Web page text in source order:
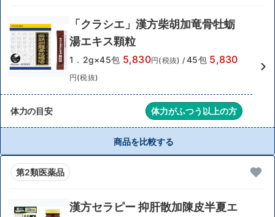
「クラシエ」漢方柴胡加竜骨牡蛎
湯エキス顆粒
1．2g×45包 5,830円(税抜) / 45包 5,830
円(税抜)
体力の目安 体力がふつう以上の方
商品を比較する
第2類医薬品
漢方セラピー 抑肝散加陳皮半夏エ